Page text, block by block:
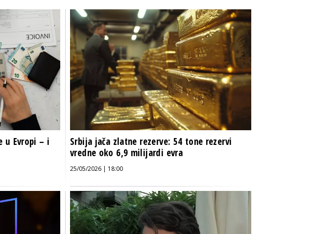
u Evropi – i
Srbija jača zlatne rezerve: 54 tone rezervi
vredne oko 6,9 milijardi evra
25/05/2026 | 18:00